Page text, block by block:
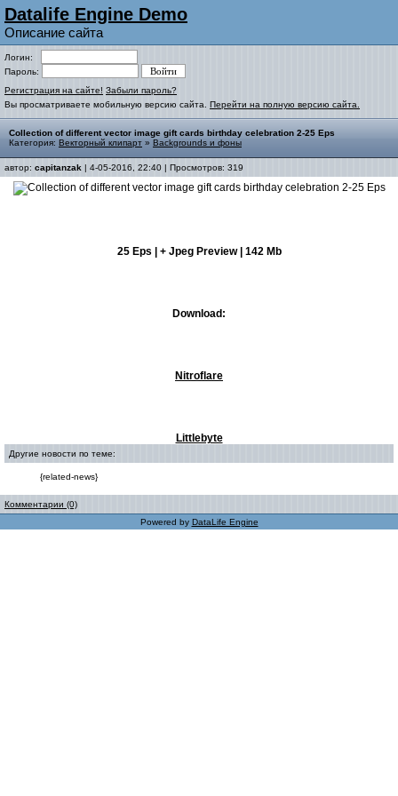
Datalife Engine Demo
Описание сайта
Логин:
Пароль:
Регистрация на сайте! Забыли пароль?
Вы просматриваете мобильную версию сайта. Перейти на полную версию сайта.
Collection of different vector image gift cards birthday celebration 2-25 Eps
Категория: Векторный клипарт » Backgrounds и фоны
автор: capitanzak | 4-05-2016, 22:40 | Просмотров: 319
25 Eps | + Jpeg Preview | 142 Mb
Download:
Nitroflare
Littlebyte
Другие новости по теме:
{related-news}
Комментарии (0)
Powered by DataLife Engine